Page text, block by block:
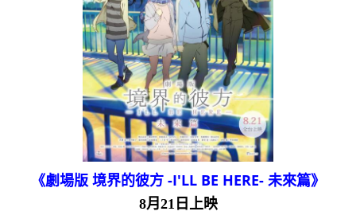
《劇場版 境界的彼方 -I'LL BE HERE- 未來篇》
8月21日上映